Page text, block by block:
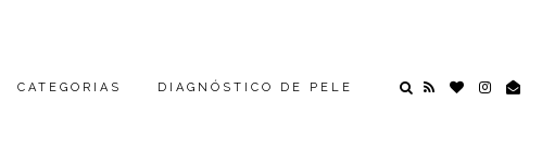
CATEGORIAS DIAGNÓSTICO DE PELE